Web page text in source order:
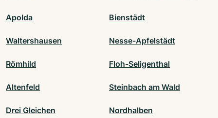
Apolda Bienstädt
Waltershausen Nesse-Apfelstädt
Römhild Floh-Seligenthal
Altenfeld Steinbach am Wald
Drei Gleichen Nordhalben